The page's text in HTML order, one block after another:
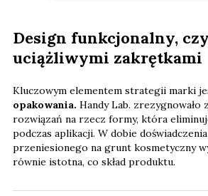
Design funkcjonalny,
uciążliwymi zakrętkami
Kluczowym elementem strategii marki
opakowania. Handy Lab. zrezygnowało
rozwiązań na rzecz formy, która
podczas aplikacji. W dobie
przeniesionego na grunt kosmetyczny
równie istotna, co skład produktu.